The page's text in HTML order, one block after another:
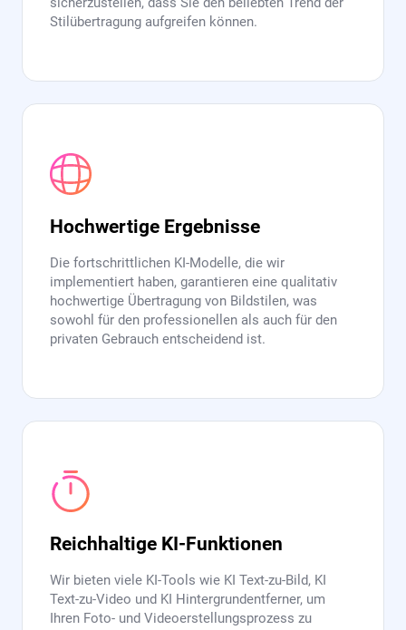
Stilübertragung aufgreifen können.
Hochwertige Ergebnisse
Die fortschrittlichen KI-Modelle, die wir
implementiert haben, garantieren eine qualitativ
hochwertige Übertragung von Bildstilen, was
sowohl für den professionellen als auch für den
privaten Gebrauch entscheidend ist.
Reichhaltige KI-Funktionen
Wir bieten viele KI-Tools wie KI Text-zu-Bild, KI
Text-zu-Video und KI Hintergrundentferner, um
Ihren Foto- und Videoerstellungsprozess zu